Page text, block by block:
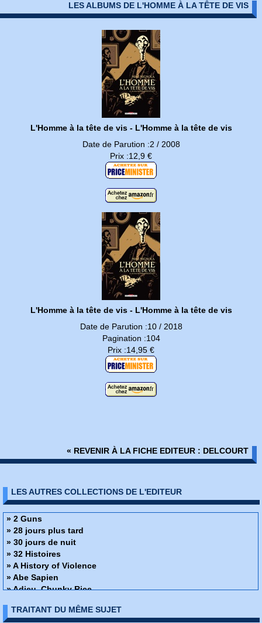
LES ALBUMS DE L'HOMME À LA TÊTE DE VIS
L'Homme à la tête de vis - L'Homme à la tête de vis
Date de Parution :2 / 2008
Prix :12,9 €
L'Homme à la tête de vis - L'Homme à la tête de vis
Date de Parution :10 / 2018
Pagination :104
Prix :14,95 €
« REVENIR À LA FICHE EDITEUR : DELCOURT
LES AUTRES COLLECTIONS DE L'EDITEUR
» 2 Guns
» 28 jours plus tard
» 30 jours de nuit
» 32 Histoires
» A History of Violence
» Abe Sapien
» Adieu, Chunky Rice
» Alex + Ada
TRAITANT DU MÊME SUJET